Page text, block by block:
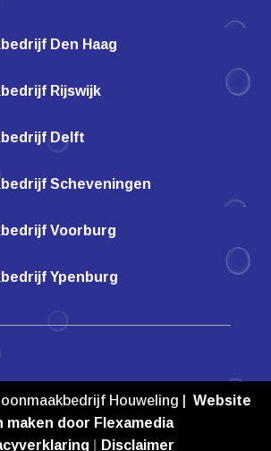
Den Haag
Rijswijk
Delft
Scheveningen
Voorburg
Ypenburg
Houweling | Website
maken door Flexamedia
Disclaimer